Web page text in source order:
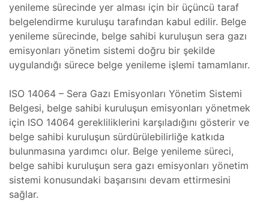
Koter
yenileme sürecinde yer alması için bir üçüncü taraf
belgelendirme kuruluşu tarafından kabul edilir. Belge
yenileme sürecinde, belge sahibi kuruluşun sera gazı
emisyonları yönetim sistemi doğru bir şekilde
uygulandığı sürece belge yenileme işlemi tamamlanır.
ISO 14064 – Sera Gazı Emisyonları Yönetim Sistemi
Belgesi, belge sahibi kuruluşun emisyonları yönetmek
için ISO 14064 gerekliliklerini karşıladığını gösterir ve
belge sahibi kuruluşun sürdürülebilirliğe katkıda
bulunmasına yardımcı olur. Belge yenileme süreci,
belge sahibi kuruluşun sera gazı emisyonları yönetim
sistemi konusundaki başarısını devam ettirmesini
sağlar.
–